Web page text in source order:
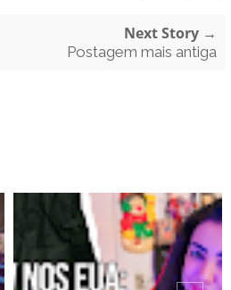
Next Story →
Postagem mais antiga